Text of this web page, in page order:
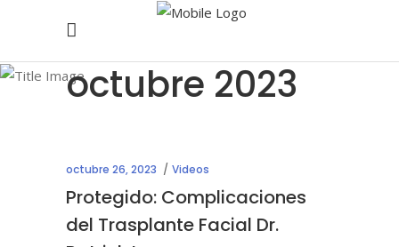
octubre 2023
octubre 26, 2023 Videos
Protegido: Complicaciones
del Trasplante Facial Dr.